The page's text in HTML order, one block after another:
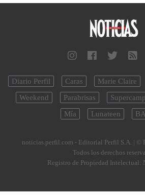
Diario Perfil Caras Marie Claire
Weekend
Parabrisas
Mía
Lunateen
noticias.perfil.com - Editorial Perfil S.A. | ©
Todos los derechos
Registro de Propiedad Intelectual: